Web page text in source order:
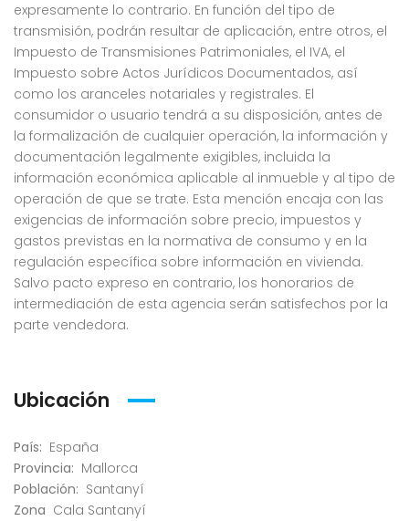
expresamente lo contrario. En función del tipo de
transmisión, podrán resultar de aplicación, entre otros, el
Impuesto de Transmisiones Patrimoniales, el IVA, el
Impuesto sobre Actos Jurídicos Documentados, así
como los aranceles notariales y registrales. El
consumidor o usuario tendrá a su disposición, antes de
la formalización de cualquier operación, la información y
documentación legalmente exigibles, incluida la
información económica aplicable al inmueble y al tipo de
operación de que se trate. Esta mención encaja con las
exigencias de información sobre precio, impuestos y
gastos previstas en la normativa de consumo y en la
regulación específica sobre información en vivienda.
Salvo pacto expreso en contrario, los honorarios de
intermediación de esta agencia serán satisfechos por la
parte vendedora.
Ubicación
País: España
Provincia: Mallorca
Población: Santanyí
Zona Cala Santanyí